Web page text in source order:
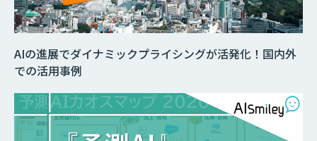
AIの進展でダイナミックプライシングが活発化！国内外
での活用事例